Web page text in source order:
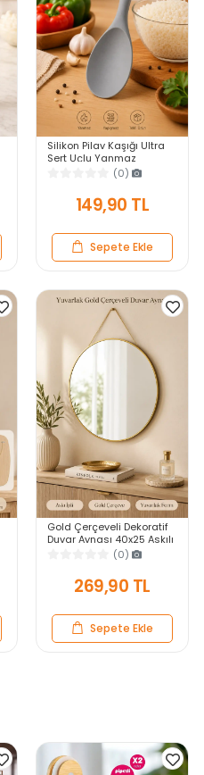
Silikon Pilav Kaşığı Ultra
Sert Uçlu Yanmaz
Yapışmaz Isıya Dayanıklı
Gri Servis Yemek Kaşığı
(0)
149,90 TL
Sepete Ekle
Gold Çerçeveli Dekoratif
Duvar Aynası 40x25 Askılı
Modern Salon Antre
Banyo Yatak Odası
Aynası
(0)
269,90 TL
Sepete Ekle